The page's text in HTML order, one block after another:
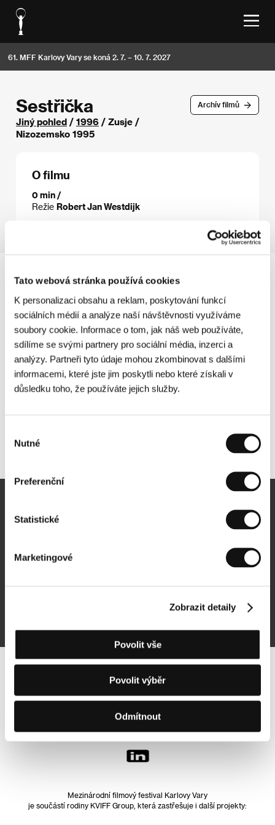
Tato webová stránka používá cookies
K personalizaci obsahu a reklam, poskytování funkcí
sociálních médií a analýze naší návštěvnosti využíváme
soubory cookie. Informace o tom, jak náš web používáte,
sdílíme se svými partnery pro sociální média, inzerci a
analýzy. Partneři tyto údaje mohou zkombinovat s dalšími
informacemi, které jste jim poskytli nebo které získali v
důsledku toho, že používáte jejich služby.
souhlasu
Nutné
Preferenční
Statistické
Marketingové
Zobrazit detaily
Povolit vše
Povolit výběr
Odmítnout
61. MFF Karlovy Vary se koná 2. 7. – 10. 7. 2027
Archív filmů
Sestřička
Jiný pohled / 1996 / Zusje /
Nizozemsko 1995
O filmu
0 min /
Režie Robert Jan Westdijk
Sledujte nás na síti:
Mezinárodní filmový festival Karlovy Vary
je součástí rodiny KVIFF Group, která zastřešuje i další projekty: